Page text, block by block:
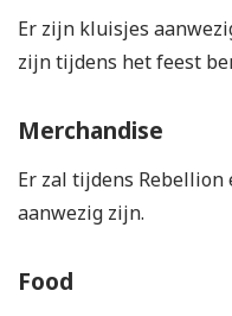
Er zijn kluisjes
zijn tijdens het feest
Merchandise
Er zal tijdens Rebellion
aanwezig zijn.
Food